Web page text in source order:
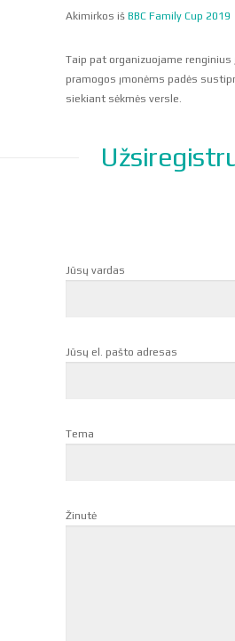
Akimirkos iš BBC Family Cup 2019
Taip pat organizuojame renginius
pramogos įmonėms padės
siekiant sėkmės versle.
Jūsų vardas
Jūsų el. pašto adresas
Tema
Žinutė